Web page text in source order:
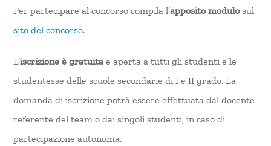
Per partecipare al concorso compila l’apposito modulosul
sito del concorso.
L’iscrizione è gratuita e aperta a tutti gli studenti e le
studentesse delle scuole secondarie di I e II grado. La
domanda di iscrizione potrà essere effettuata dal docente
referente del team o dai singoli studenti, in caso di
partecipazione autonoma.